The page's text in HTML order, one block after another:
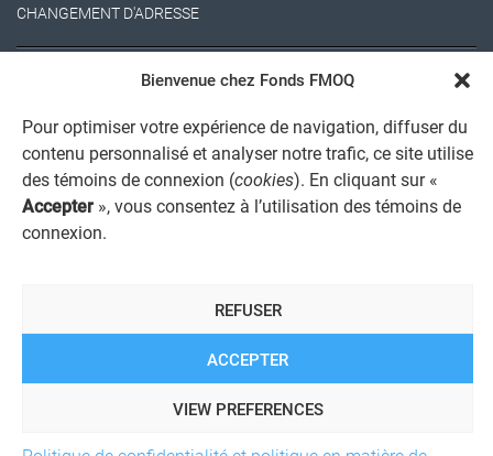
Bienvenue chez Fonds FMOQ
Pour optimiser votre expérience de navigation, diffuser du
contenu personnalisé et analyser notre trafic, ce site utilise
des témoins de connexion (cookies). En cliquant sur «
Accepter », vous consentez à l’utilisation des témoins de
connexion.
ACCEPTER
REFUSER
VIEW PREFERENCES
CHANGEMENT D'ADRESSE
AVIS JURIDIQUE GÉNÉRAL
AVIS À L'USAGER
REGISTRE DES CONFLITS D'INTÉRÊTS